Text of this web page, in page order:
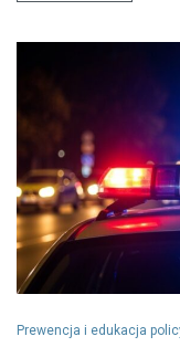
Prewencja i edukacja